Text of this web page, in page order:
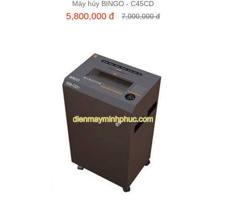
Thêm vào giỏ hàng
Máy hủy BINGO - C45CD
5,800,000 đ 7,000,000 đ